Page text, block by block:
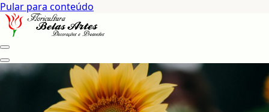
Pular para conteúdo